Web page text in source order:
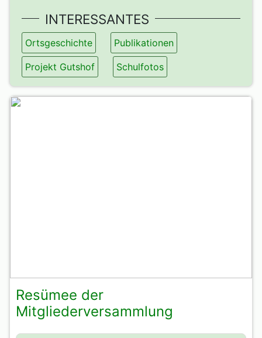
INTERESSANTES
Ortsgeschichte Publikationen
Projekt Gutshof Schulfotos
Resümee der
Mitgliederversammlung